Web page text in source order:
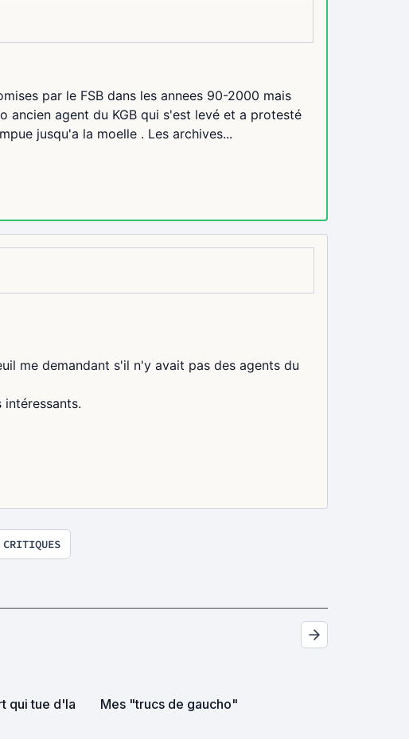
par le FSB dans les annees 90-2000 mais
ancien agent du KGB qui s'est levé et a protesté
jusqu'a la moelle . Les archives...
me demandant s'il n'y avait pas des agents du
qui tue d'la
Mes "trucs de gaucho"